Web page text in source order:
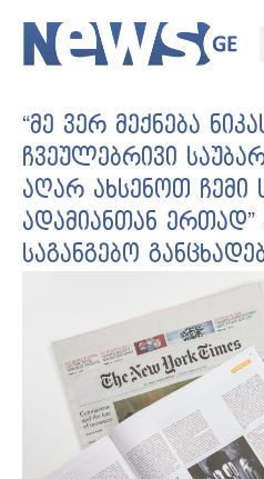
“მე ვერ მექნება
ჩვეულებრივი
აღარ ახსენოთ
ადამიანთან ერთად”
საგანგებო